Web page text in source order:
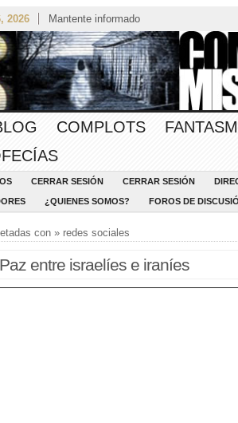
2026 Mantente informado
COMPLOTS
CERRAR SESIÓN CERRAR SESIÓN
¿QUIENES SOMOS? FOROS DE
con » redes sociales
entre israelíes e iraníes